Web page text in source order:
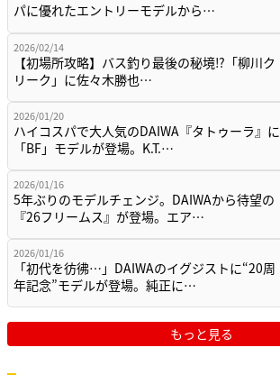
パに優れたエントリーモデルから…
2026/02/14
【初場所攻略】バス釣り最後の秘境⁉「柳川ク
リーク」に佐々木勝也…
2026/01/20
ハイコスパで大人気のDAIWA『タトゥーラ』に
「BF」モデルが登場。K.T.…
2026/01/16
5年ぶりのモデルチェンジ。DAIWAから待望の
『26フリームス』が登場。エア…
2026/01/16
「初代を彷彿…」DAIWAのイグジストに“20周
年記念”モデルが登場。純正に…
もっと見る